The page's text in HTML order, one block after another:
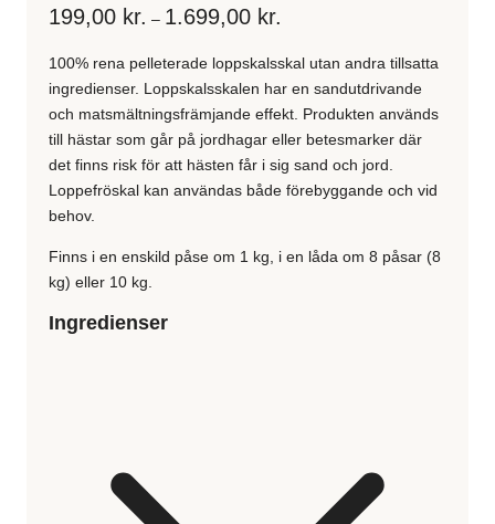
199,00 kr. – 1.699,00 kr.
till
1.699,00 kr.
100% rena pelleterade loppskalsskal utan andra tillsatta
ingredienser. Loppskalsskalen har en sandutdrivande
och matsmältningsfrämjande effekt. Produkten används
till hästar som går på jordhagar eller betesmarker där
det finns risk för att hästen får i sig sand och jord.
Loppefröskal kan användas både förebyggande och vid
behov.
Finns i en enskild påse om 1 kg, i en låda om 8 påsar (8
kg) eller 10 kg.
Ingredienser